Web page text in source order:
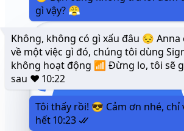
gì vậy? 😤
Không, không có gì xấu đâu 😔 Anna
về một việc gì đó, chúng tôi dùng
không hoạt động 📶 Đừng lo, tôi sẽ
sau ❤️ 10:22
Tôi thấy rồi! 😎 Cảm ơn nhé,
hết10:23